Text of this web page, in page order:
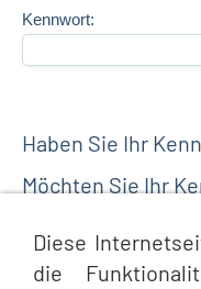
Kennwort:
Haben Sie Ihr
Möchten Sie Ihr
Diese
die